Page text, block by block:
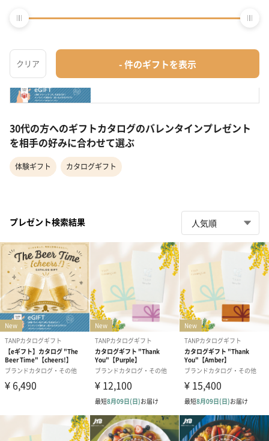
¥4,290
30代の方へのギフトカタログのバレンタインプレゼント
を相手の好みに合わせて選ぶ
体験ギフト カタログギフト
プレゼント検索結果